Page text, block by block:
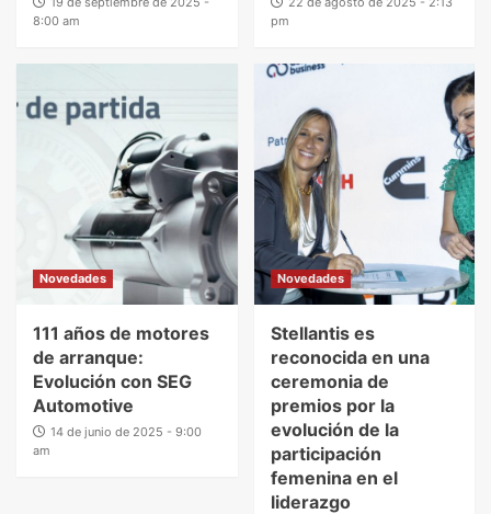
8:00 am
pm
Novedades
111 años de motores
de arranque:
Evolución con SEG
Automotive
14 de junio de 2025 - 9:00
am
Novedades
Stellantis es
reconocida en una
ceremonia de
premios por la
evolución de la
participación
femenina en el
liderazgo